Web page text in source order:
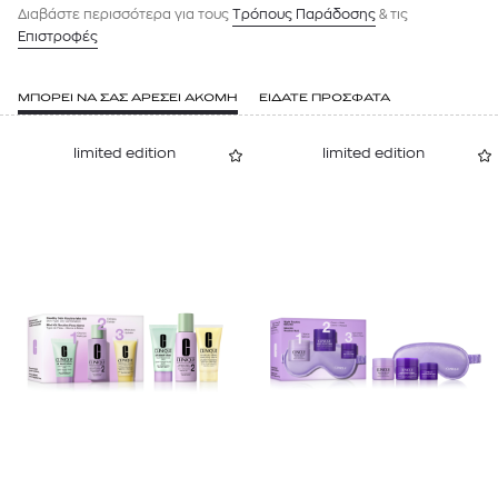
Διαβάστε περισσότερα για τους Tρόπους Παράδοσης & τις
Επιστροφές
ΜΠΟΡΕΙ ΝΑ ΣΑΣ ΑΡΕΣΕΙ ΑΚΟΜΗ ΕΙΔΑΤΕ ΠΡΟΣΦΑΤΑ
limited edition limited edition